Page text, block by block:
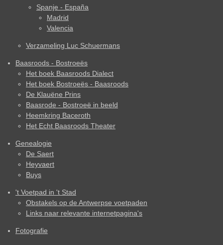
Spanje - España
Madrid
Valencia
Verzameling Luc Schuermans
Baasroods - Bostroeës
Het boek Baasroods Dialect
Het boek Bostroeës - Baasroods
De Klauëne Prins
Baasrode - Bostroeë in beeld
Heemkring Baceroth
Het Echt Baasroods Theater
Genealogie
De Saert
Heyvaert
Buys
't Voetpad in 't Stad
Obstakels op de Antwerpse voetpaden
Links naar relevante internetpagina's
Fotografie